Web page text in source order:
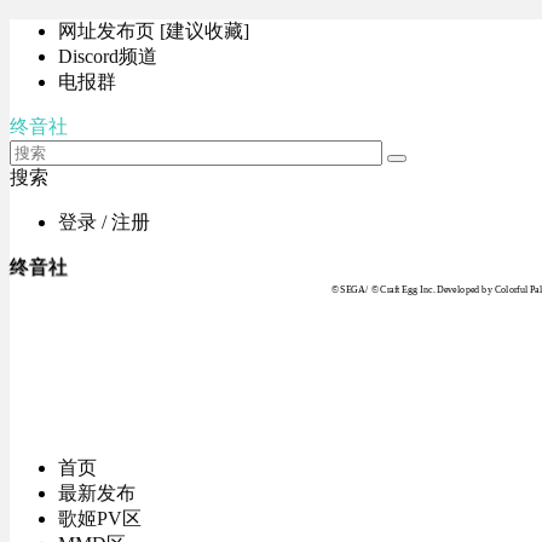
网址发布页 [建议收藏]
Discord频道
电报群
终音社
搜索
登录 / 注册
终音社
© SEGA / © Craft Egg Inc. Developed by Colorful
首页
最新发布
歌姬PV区